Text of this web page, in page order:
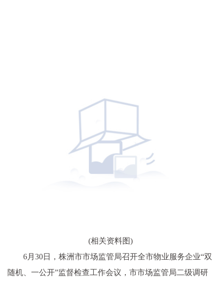
(相关资料图)
6月30日，株洲市市场监管局召开全市物业服务企业“双
随机、一公开”监督检查工作会议，市市场监管局二级调研